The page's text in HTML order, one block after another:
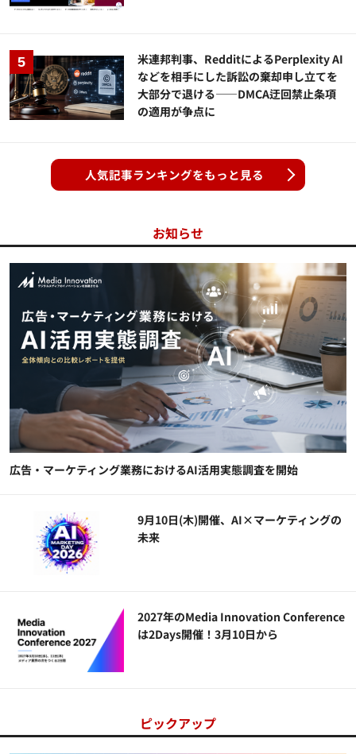
米連邦判事、RedditによるPerplexity AI
などを相手にした訴訟の棄却申し立てを
大部分で退ける——DMCA迂回禁止条項
の適用が争点に
人気記事ランキングをもっと見る
お知らせ
広告・マーケティング業務におけるAI活用実態調査を開始
9月10日(木)開催、AI×マーケティングの
未来
2027年のMedia Innovation Conference
は2Days開催！3月10日から
ピックアップ